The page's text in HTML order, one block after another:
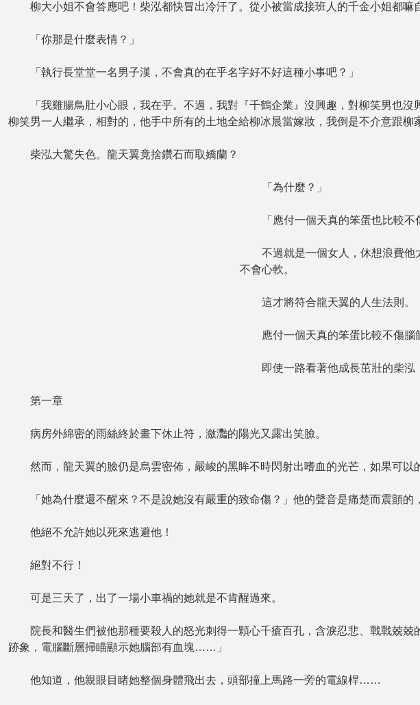
柳大小姐不會答應吧！柴泓都快冒出冷汗了。從小被當成接班人的千金小姐都嘛
「你那是什麼表情？」
「執行長堂堂一名男子漢，不會真的在乎名字好不好這種小事吧？」
「我雞腸鳥肚小心眼，我在乎。不過，我對『千鶴企業』沒興趣，對柳笑男也沒
柳笑男一人繼承，相對的，他手中所有的土地全給柳冰晨當嫁妝，我倒是不介意跟柳
柴泓大驚失色。龍天翼竟捨鑽石而取嬌蘭？
「為什麼？」
「應付一個天真的笨蛋也比較不
不過就是一個女人，休想浪費他
不會心軟。
這才將符合龍天翼的人生法則。
應付一個天真的笨蛋比較不傷腦
即使一路看著他成長茁壯的柴泓
第一章
病房外綿密的雨絲終於畫下休止符，瀲灩的陽光又露出笑臉。
然而，龍天翼的臉仍是烏雲密佈，嚴峻的黑眸不時閃射出嗜血的光芒，如果可以
「她為什麼還不醒來？不是說她沒有嚴重的致命傷？」他的聲音是痛楚而震顫的
他絕不允許她以死來逃避他！
絕對不行！
可是三天了，出了一場小車禍的她就是不肯醒過來。
院長和醫生們被他那種要殺人的怒光刺得一顆心千瘡百孔，含淚忍悲、戰戰兢兢
跡象，電腦斷層掃瞄顯示她腦部有血塊……」
他知道，他親眼目睹她整個身體飛出去，頭部撞上馬路一旁的電線桿……